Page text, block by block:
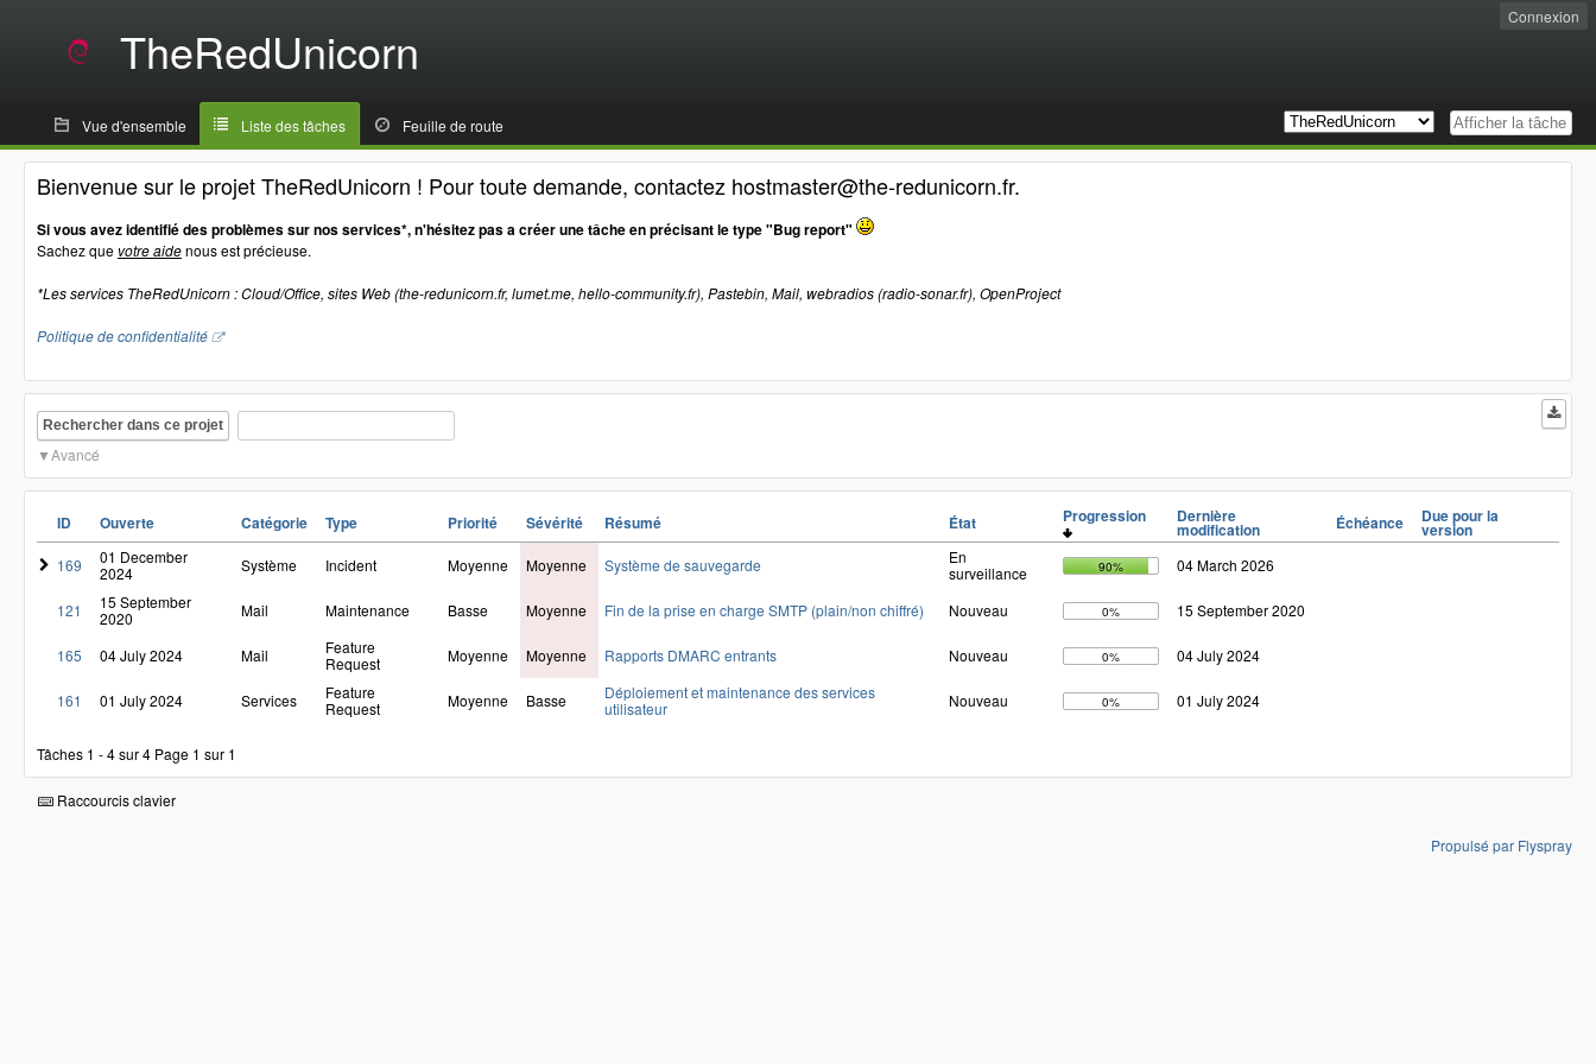
TheRedUnicorn
Connexion
Vue d'ensemble Liste des tâches Feuille de route
Bienvenue sur le projet TheRedUnicorn ! Pour toute demande, contactez hostmaster@the-redunicorn.fr.
Si vous avez identifié des problèmes sur nos services*, n'hésitez pas a créer une tâche en précisant le type "Bug report"
Sachez que votre aidenous est précieuse.
*Les services TheRedUnicorn : Cloud/Office, sites Web (the-redunicorn.fr, lumet.me, hello-community.fr), Pastebin, Mail, webradios (radio-sonar.fr), OpenProject
Politique de confidentialité
Rechercher dans ce projet
Avancé
ID Ouverte Catégorie Type Priorité Sévérité Résumé État Progression Dernière
modification Échéance Due pour la
version
169
01 December
2024
Système Incident Moyenne Moyenne Système de sauvegarde
En
surveillance
90% 04 March 2026
121
15 September
2020
Mail Maintenance Basse Moyenne Fin de la prise en charge SMTP (plain/non chiffré) Nouveau 0% 15 September 2020
165 04 July 2024 Mail
Feature
Request
Moyenne Moyenne Rapports DMARC entrants Nouveau 0% 04 July 2024
161 01 July 2024 Services
Feature
Request
Moyenne Basse
Déploiement et maintenance des services
utilisateur
Nouveau 0% 01 July 2024
Tâches 1 - 4 sur 4 Page 1 sur 1
Raccourcis clavier
Propulsé par Flyspray